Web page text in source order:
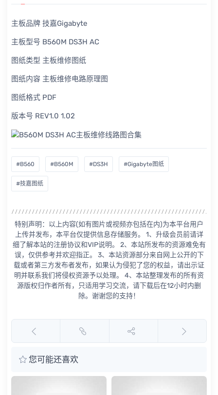
主板品牌 技嘉Gigabyte
主板型号 B560M DS3H AC
图纸类型 主板维修图纸
图纸内容 主板维修电路原理图
图纸格式 PDF
版本号 REV1.0 1.02
#B560 #B560M #DS3H #Gigabyte图纸
#技嘉图纸
特别声明：以上内容(如有图片或视频亦包括在内)为本平台用户
上传并发布，本平台仅提供信息存储服务。 1、升级会员前请详
细了解本站的注册协议和VIP说明。 2、本站所发布的资源难免有
误，仅供参考并欢迎指正。 3、本站资源部分来自网上公开的下
载或者第三方发布者发布，如果认为侵犯了您的权益，请出示证
明并联系我们将侵权资源予以处理。 4、本站整理发布的所有资
源版权归作者所有，只适用学习交流，请下载后在12小时内删
除。谢谢您的支持！
您可能还喜欢